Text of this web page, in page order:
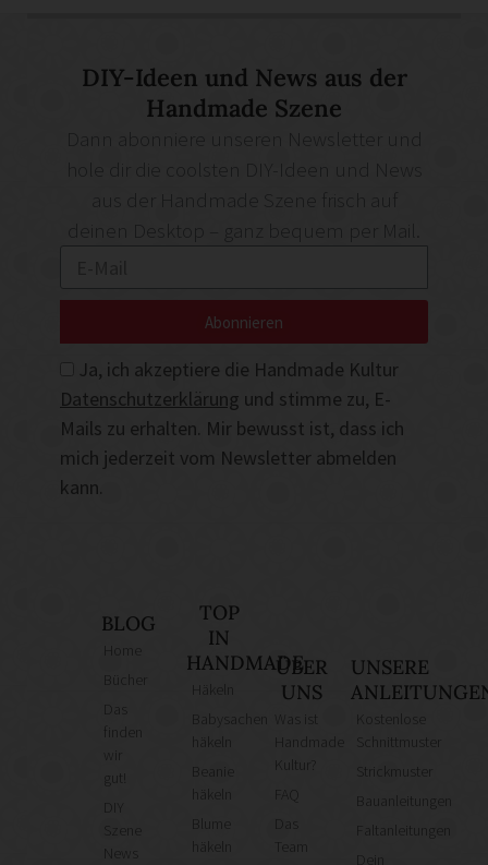
DIY-Ideen und News aus der
Handmade Szene
deinen Desktop – ganz bequem per Mail.
Ja, ich akzeptiere die Handmade Kultur
Datenschutzerklärung und stimme zu, E-
Mails zu erhalten. Mir bewusst ist, dass ich
mich jederzeit vom Newsletter abmelden
kann.
Abonnieren
BLOG
finden
gut!
News
TOP
IN
HANDMADE
häkeln
häkeln
ÜBER
UNS
Was ist
Kultur?
Team
UNSERE
Kostenlose
Schnittmuster
Strickmuster
Bauanleitungen
Faltanleitungen